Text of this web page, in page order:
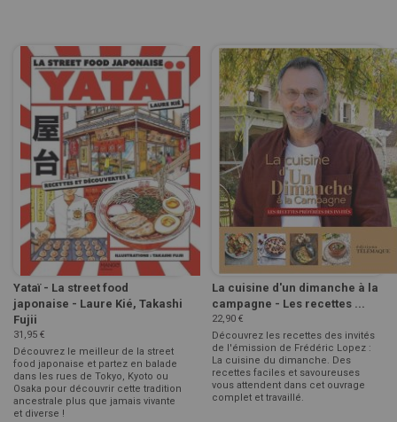
Yataï - La street food
japonaise - Laure Kié, Takashi
Fujii
31,95 €
Découvrez le meilleur de la street
food japonaise et partez en balade
dans les rues de Tokyo, Kyoto ou
Osaka pour découvrir cette tradition
ancestrale plus que jamais vivante
et diverse !
La cuisine d'un dimanche à la
campagne - Les recettes ...
22,90 €
Découvrez les recettes des invités
de l'émission de Frédéric Lopez :
La cuisine du dimanche. Des
recettes faciles et savoureuses
vous attendent dans cet ouvrage
complet et travaillé.